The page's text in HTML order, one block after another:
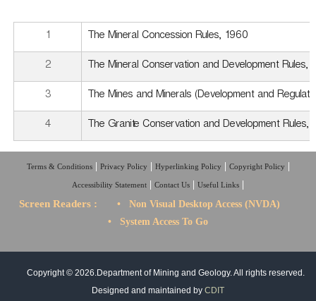
1
The Mineral Concession Rules, 1960
2
The Mineral Conservation and Development Rules,
3
The Mines and Minerals (Development and
4
The Granite Conservation and Development Rules,
Terms & Conditions Privacy Policy Hyperlinking Policy Copyright Policy
Accessibility Statement Contact Us Useful Links
Screen Readers : • Non Visual Desktop Access (NVDA)
• System Access To Go
Copyright © 2026.Department of Mining and Geology. All rights reserved.
Designed and maintained by CDIT